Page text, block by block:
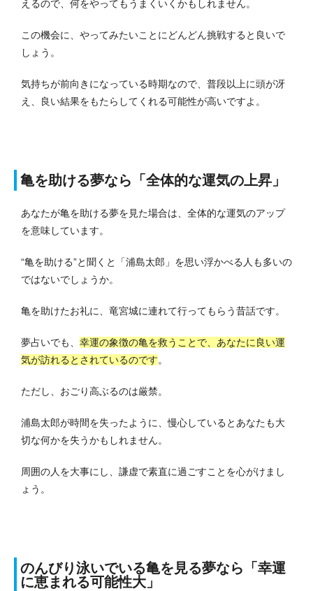
えるので、何をやってもうまくいくかもしれません。
この機会に、やってみたいことにどんどん挑戦すると良いで
しょう。
気持ちが前向きになっている時期なので、普段以上に頭が冴
え、良い結果をもたらしてくれる可能性が高いですよ。
亀を助ける夢なら「全体的な運気の上昇」
あなたが亀を助ける夢を見た場合は、全体的な運気のアップ
を意味しています。
“亀を助ける”と聞くと「浦島太郎」を思い浮かべる人も多いの
ではないでしょうか。
亀を助けたお礼に、竜宮城に連れて行ってもらう昔話です。
夢占いでも、 幸運の象徴の亀を救うことで、あなたに良い運
気が訪れるとされているのです。
ただし、おごり高ぶるのは厳禁。
浦島太郎が時間を失ったように、慢心しているとあなたも大
切な何かを失うかもしれません。
周囲の人を大事にし、謙虚で素直に過ごすことを心がけまし
ょう。
のんびり泳いでいる亀を見る夢なら「幸運
に恵まれる可能性大」